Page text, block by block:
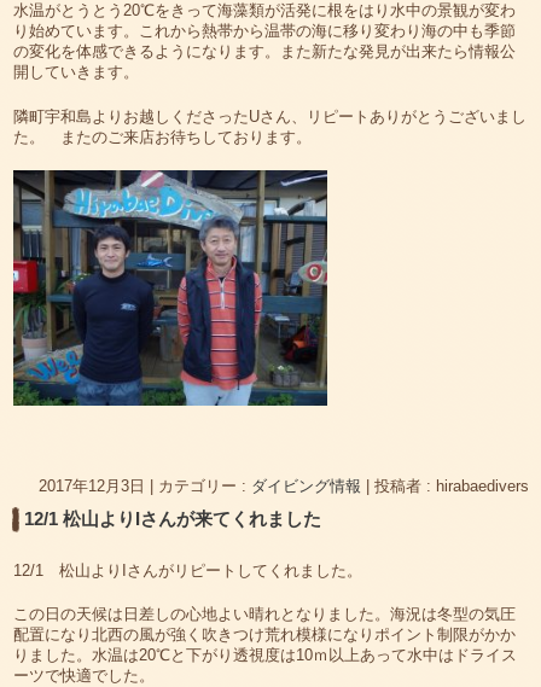
水温がとうとう20℃をきって海藻類が活発に根をはり水中の景観が変わ
り始めています。これから熱帯から温帯の海に移り変わり海の中も季節
の変化を体感できるようになります。また新たな発見が出来たら情報公
開していきます。
隣町宇和島よりお越しくださったUさん、リピートありがとうございまし
た。 またのご来店お待ちしております。
2017年12月3日 カテゴリー : ダイビング情報 投稿者 : hirabaedivers
12/1 松山よりIさんが来てくれました
12/1 松山よりIさんがリピートしてくれました。
この日の天候は日差しの心地よい晴れとなりました。海況は冬型の気圧
配置になり北西の風が強く吹きつけ荒れ模様になりポイント制限がかか
りました。水温は20℃と下がり透視度は10ｍ以上あって水中はドライス
ーツで快適でした。